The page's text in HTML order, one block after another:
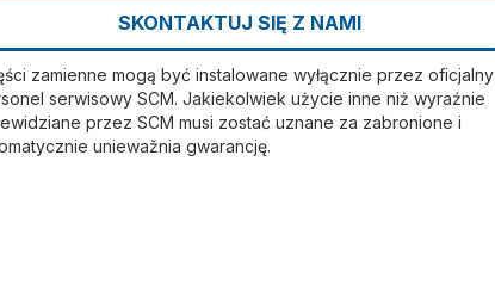
SKONTAKTUJ SIĘ Z NAMI
zamienne mogą być instalowane wyłącznie przez oficjalny
serwisowy SCM. Jakiekolwiek użycie inne niż wyraźnie
przez SCM musi zostać uznane za zabronione i
uniewažnia gwarancję.